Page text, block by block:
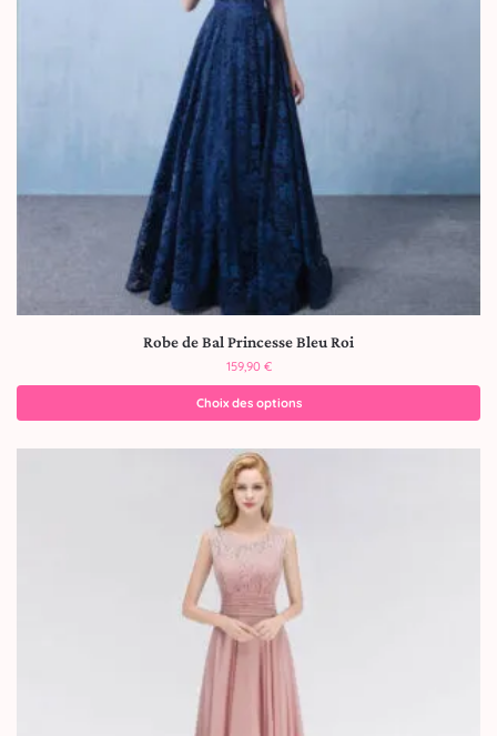
Robe de Bal Princesse Bleu Roi
159,90 €
Choix des options